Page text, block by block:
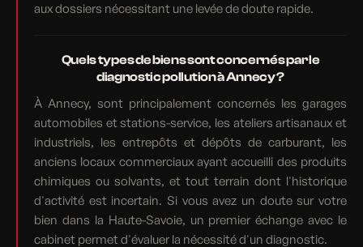
aux dossiers nécessitant une levée de doute rapide.
Quels types de biens sont concernés par le
diagnostic pollution à Annecy ?
À Annecy, sont principalement concernés les garages
automobiles et stations-service, les ateliers artisanaux et
industriels, les entrepôts et dépôts de carburant, les
anciens locaux commerciaux ayant accueilli des produits
chimiques ou solvants, et tout terrain dont l'historique
d'activité est incertain. Si vous avez un doute sur votre
bien dans la Haute-Savoie, un premier échange avec le
cabinet permet d'évaluer la nécessité d'un diagnostic.